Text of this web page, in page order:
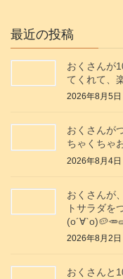
最近の投稿
おくさんが
てくれて、
2026年8月5日
おくさんが
ちゃくちゃ
2026年8月4日
おくさんが
トサラダを
2026年8月2日
おくさんと